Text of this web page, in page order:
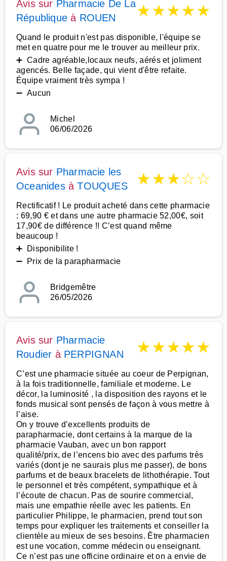
Avis sur Pharmacie De La
République à ROUEN ★★★★★
Quand le produit n'est pas disponible, l'équipe se
met en quatre pour me le trouver au meilleur prix.
➕ Cadre agréable,locaux neufs, aérés et joliment
agencés. Belle façade, qui vient d'être refaite.
Équipe vraiment très sympa !
➖ Aucun
Michel
06/06/2026
Avis sur Pharmacie les
OceanidesàTOUQUES ★★★☆☆
Rectificatif ! Le produit acheté dans cette pharmacie
: 69,90 € et dans une autre pharmacie 52,00€, soit
17,90€ de différence !! C’est quand même
beaucoup !
➕ Disponibilite !
➖ Prix de la parapharmacie
Bridgemêtre
26/05/2026
Avis sur Pharmacie
Roudier à PERPIGNAN ★★★★★
C’est une pharmacie située au coeur de Perpignan,
à la fois traditionnelle, familiale et moderne. Le
décor, la luminosité , la disposition des rayons et le
fonds musical sont pensés de façon à vous mettre à
l’aise.
On y trouve d’excellents produits de
parapharmacie, dont certains à la marque de la
pharmacie Vauban, avec un bon rapport
qualité/prix, de l’encens bio avec des parfums très
variés (dont je ne saurais plus me passer), de bons
parfums et de beaux bracelets de lithothérapie. Tout
le personnel et très compétent, sympathique et à
l’écoute de chacun. Pas de sourire commercial,
mais une empathie réelle avec les patients. En
particulier Philippe, le pharmacien, prend tout son
temps pour expliquer les traitements et conseiller la
clientèle au mieux de ses besoins. Être pharmacien
est une vocation, comme médecin ou enseignant.
Ce n’est pas une officine ordinaire et on a envie de